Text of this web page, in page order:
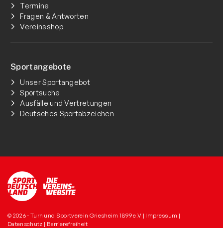
Termine
Fragen & Antworten
Vereinsshop
Sportangebote
Unser Sportangebot
Sportsuche
Ausfälle und Vertretungen
Deutsches Sportabzeichen
© 2026 - Turn und Sportverein Griesheim 1899 e.V | Impressum |
Datenschutz | Barrierefreiheit